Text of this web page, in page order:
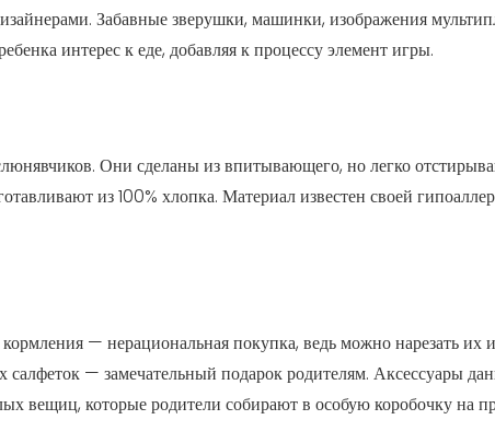
Забавные зверушки, машинки, изображения
интерес к еде, добавляя к процессу элемент игры.
Они сделаны из впитывающего, но легко
из 100% хлопка. Материал известен своей
— нерациональная покупка, ведь можно нарезать
— замечательный подарок родителям. Аксессуары
вещиц, которые родители собирают в особую коробочку на